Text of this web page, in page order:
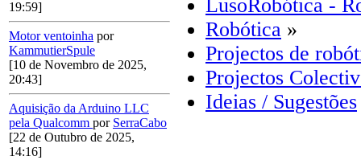
19:59]
Motor ventoinha por
KammutierSpule
[10 de Novembro de 2025,
20:43]
Aquisição da Arduino LLC
pela Qualcomm por SerraCabo
[22 de Outubro de 2025,
14:16]
LusoRobótica -
Robótica »
Projectos de
Projectos
Ideias / Sugestões